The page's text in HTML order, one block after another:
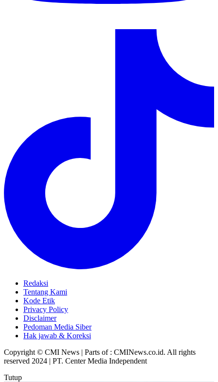
Redaksi
Tentang Kami
Kode Etik
Privacy Policy
Disclaimer
Pedoman Media Siber
Hak jawab & Koreksi
Copyright © CMI News | Parts of : CMINews.co.id. All rights
reserved 2024 | PT. Center Media Independent
Tutup